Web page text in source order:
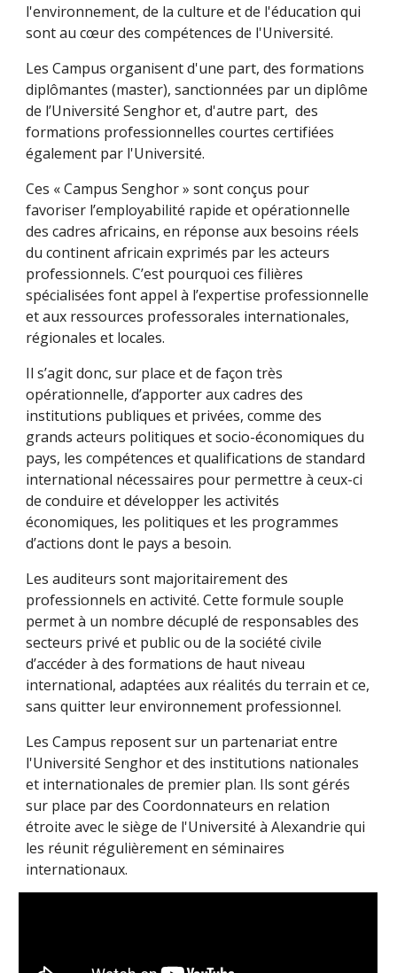
l'environnement, de la culture et de l'éducation qui
sont au cœur des compétences de l'Université.
Les Campus organisent d'une part, des formations
diplômantes (master), sanctionnées par un diplôme
de l’Université Senghor et, d'autre part,  des
formations professionnelles courtes certifiées
également par l'Université.
Ces « Campus Senghor » sont conçus pour
favoriser l’employabilité rapide et opérationnelle
des cadres africains, en réponse aux besoins réels
du continent africain exprimés par les acteurs
professionnels. C’est pourquoi ces filières
spécialisées font appel à l’expertise professionnelle
et aux ressources professorales internationales,
régionales et locales.
Il s’agit donc, sur place et de façon très
opérationnelle, d’apporter aux cadres des
institutions publiques et privées, comme des
grands acteurs politiques et socio-économiques du
pays, les compétences et qualifications de standard
international nécessaires pour permettre à ceux-ci
de conduire et développer les activités
économiques, les politiques et les programmes
d’actions dont le pays a besoin.
Les auditeurs sont majoritairement des
professionnels en activité. Cette formule souple
permet à un nombre décuplé de responsables des
secteurs privé et public ou de la société civile
d’accéder à des formations de haut niveau
international, adaptées aux réalités du terrain et ce,
sans quitter leur environnement professionnel.
Les Campus reposent sur un partenariat entre
l'Université Senghor et des institutions nationales
et internationales de premier plan. Ils sont gérés
sur place par des Coordonnateurs en relation
étroite avec le siège de l'Université à Alexandrie qui
les réunit régulièrement en séminaires
internationaux.